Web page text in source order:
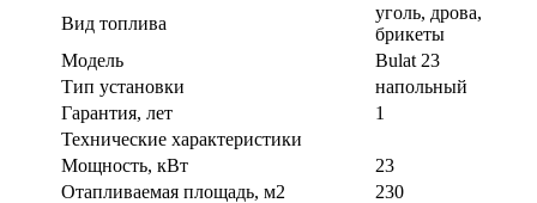
Вид топлива
уголь, дрова,
брикеты
Модель
Bulat 23
Тип установки
напольный
Гарантия, лет
1
Технические характеристики
Мощность, кВт
23
Отапливаемая площадь, м2
230